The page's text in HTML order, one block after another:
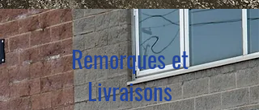
Remorques et
Livraisons